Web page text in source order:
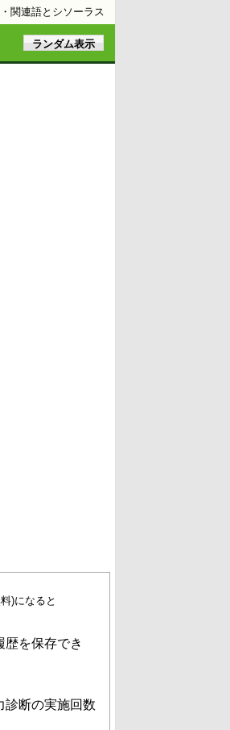
関連語とシソーラス
)になると
歴を保存でき
診断の実施回数